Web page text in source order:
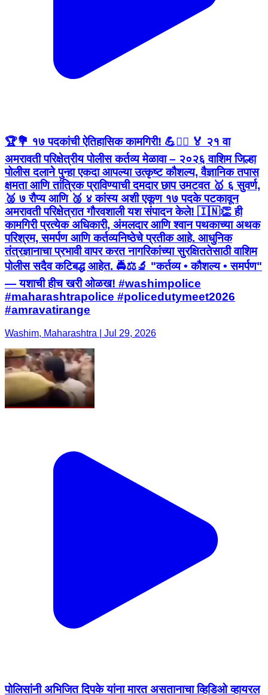
🏆💐 १७ पदकांची ऐतिहासिक कामगिरी! 💪👮‍♂️ 🏅 २१ वा
अमरावती परिक्षेत्रीय पोलीस कर्तव्य मेळावा – २०२६ वाशिम जिल्हा
पोलीस दलाने पुन्हा एकदा आपल्या उत्कृष्ट कौशल्य, वैज्ञानिक तपास
क्षमता आणि तांत्रिक प्राविण्याची दमदार छाप उमटवत 🥇 ६ सुवर्ण,
🥈 ७ रौप्य आणि 🥉 ४ कांस्य अशी एकूण १७ पदके पटकावून
अमरावती परिक्षेत्रात गौरवशाली यश संपादन केले! 🇮🇳👏 ही
कामगिरी प्रत्येक अधिकारी, अंमलदार आणि श्वान पथकाच्या अथक
परिश्रम, समर्पण आणि कर्तव्यनिष्ठेचे प्रतीक आहे. आधुनिक
तंत्रज्ञानाचा प्रभावी वापर करत नागरिकांच्या सुरक्षिततेसाठी वाशिम
पोलीस सदैव कटिबद्ध आहेत. 🚔⚖️🔬 "कर्तव्य • कौशल्य • समर्पण"
— यशाची हीच खरी ओळख! #washimpolice
#maharashtrapolice #policedutymeet2026
#amravatirange
Washim, Maharashtra | Jul 29, 2026
पोलिसांनी अभिजित दिपके यांना मारत असतानाचा व्हिडिओ व्हायरल